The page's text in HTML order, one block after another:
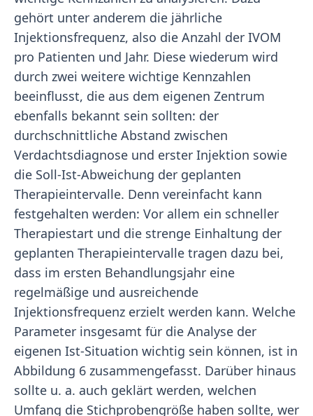
gehört unter anderem die jährliche
Injektionsfrequenz, also die Anzahl der IVOM
pro Patienten und Jahr. Diese wiederum wird
durch zwei weitere wichtige Kennzahlen
beeinflusst, die aus dem eigenen Zentrum
ebenfalls bekannt sein sollten: der
durchschnittliche Abstand zwischen
Verdachtsdiagnose und erster Injektion sowie
die Soll-Ist-Abweichung der geplanten
Therapieintervalle. Denn vereinfacht kann
festgehalten werden: Vor allem ein schneller
Therapiestart und die strenge Einhaltung der
geplanten Therapieintervalle tragen dazu bei,
dass im ersten Behandlungsjahr eine
regelmäßige und ausreichende
Injektionsfrequenz erzielt werden kann. Welche
Parameter insgesamt für die Analyse der
eigenen Ist-Situation wichtig sein können, ist in
Abbildung 6 zusammengefasst. Darüber hinaus
sollte u. a. auch geklärt werden, welchen
Umfang die Stichprobengröße haben sollte, wer